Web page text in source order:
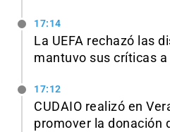
17:14
La UEFA rechazó las
mantuvo sus críticas
17:12
CUDAIO realizó en
promover la donación